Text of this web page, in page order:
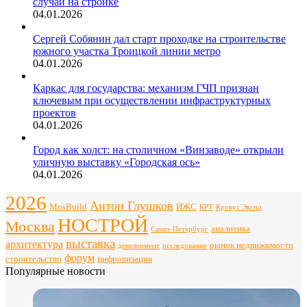
04.01.2026
Сергей Собянин дал старт проходке на строительстве
южного участка Троицкой линии метро
04.01.2026
Каркас для государства: механизм ГЧП признан
ключевым при осуществлении инфраструктурных
проектов
04.01.2026
Город как холст: на столичном «Винзаводе» открыли
уличную выставку «Городская ось»
04.01.2026
2026 MosBuild Антон Глушков ИЖС КРТ Крокус Экспо
МоскваНОСТРОЙ Санкт-Петербург аналитика
архитектура выставка девелопмент исследование рынок недвижимости
строительство форум цифровизация
Популярные новости